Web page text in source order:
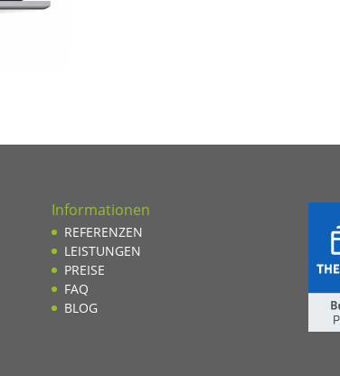
Informationen
REFERENZEN
LEISTUNGEN
PREISE
FAQ
BLOG